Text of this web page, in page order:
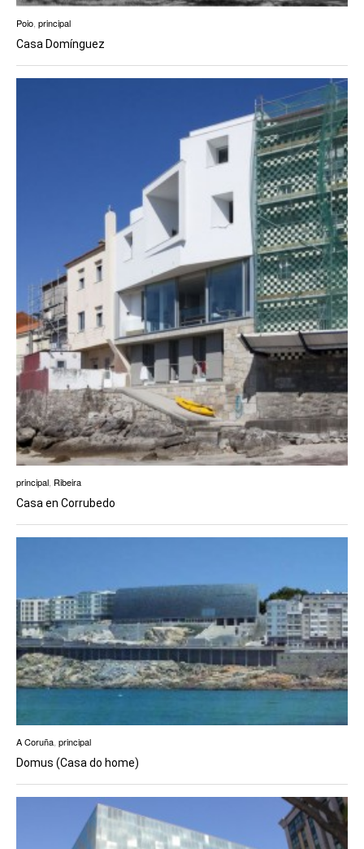
Poio principal
Casa Domínguez
principal Ribeira
Casa en Corrubedo
A Coruña principal
Domus (Casa do home)